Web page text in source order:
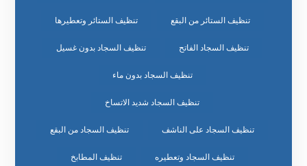
تنظيف الستائر من البقع تنظيف الستائر وتعطيرها
تنظيف السجاد الفاتح تنظيف السجاد بدون غسيل
تنظيف السجاد بدون ماء
تنظيف السجاد شديد الاتساخ
تنظيف السجاد على الناشف تنظيف السجاد من البقع
تنظيف السجاد وتعطيره تنظيف المطابخ